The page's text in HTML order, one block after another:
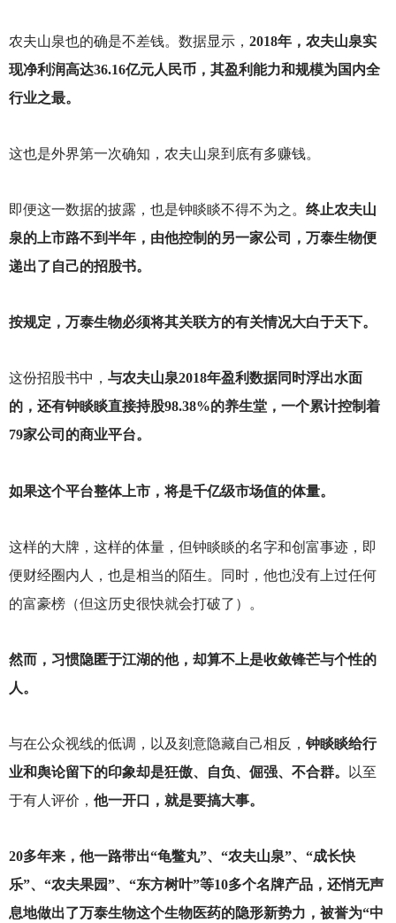
农夫山泉也的确是不差钱。数据显示， 2018年，农夫山泉实
现净利润高达36.16亿元人民币，其盈利能力和规模为国内全
行业之最。
这也是外界第一次确知，农夫山泉到底有多赚钱。
即便这一数据的披露，也是钟睒睒不得不为之。 终止农夫山
泉的上市路不到半年，由他控制的另一家公司，万泰生物便
递出了自己的招股书。
按规定，万泰生物必须将其关联方的有关情况大白于天下。
这份招股书中， 与农夫山泉2018年盈利数据同时浮出水面
的，还有钟睒睒直接持股98.38%的养生堂，一个累计控制着
79家公司的商业平台。
如果这个平台整体上市，将是千亿级市场值的体量。
这样的大牌，这样的体量，但钟睒睒的名字和创富事迹，即
便财经圈内人，也是相当的陌生。同时，他也没有上过任何
的富豪榜（但这历史很快就会打破了）。
然而，习惯隐匿于江湖的他，却算不上是收敛锋芒与个性的
人。
与在公众视线的低调，以及刻意隐藏自己相反， 钟睒睒给行
业和舆论留下的印象却是狂傲、自负、倔强、不合群。
以至
于有人评价， 他一开口，就是要搞大事。
20多年来，他一路带出“龟鳖丸”、“农夫山泉”、“成长快
乐”、“农夫果园”、“东方树叶”等10多个名牌产品，还悄无声
息地做出了万泰生物这个生物医药的隐形新势力，被誉为“中